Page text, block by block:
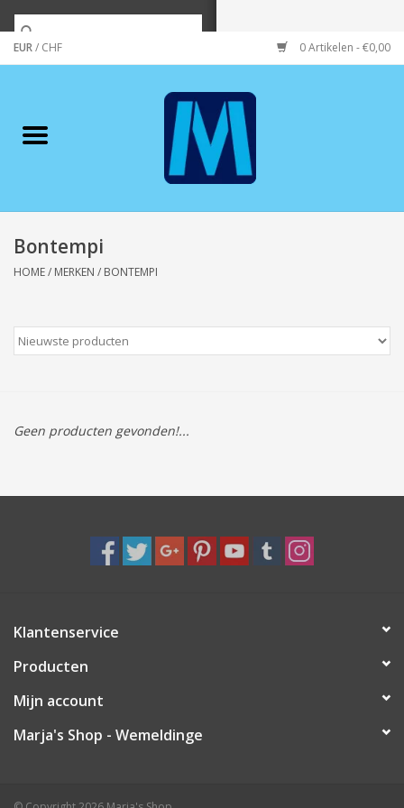
EUR/ CHF 0 Artikelen - €0,00
Merken
Wonen/koken/huishouden
Wenskaarten
Tassen/Portemonnee
Boeken
Speelgoed & hobby
Cadeau & feest
Contact/Locatie
Bontempi
HOME/ MERKEN / BONTEMPI
Geen producten gevonden!...
Klantenservice
Producten
Mijn account
Marja's Shop - Wemeldinge